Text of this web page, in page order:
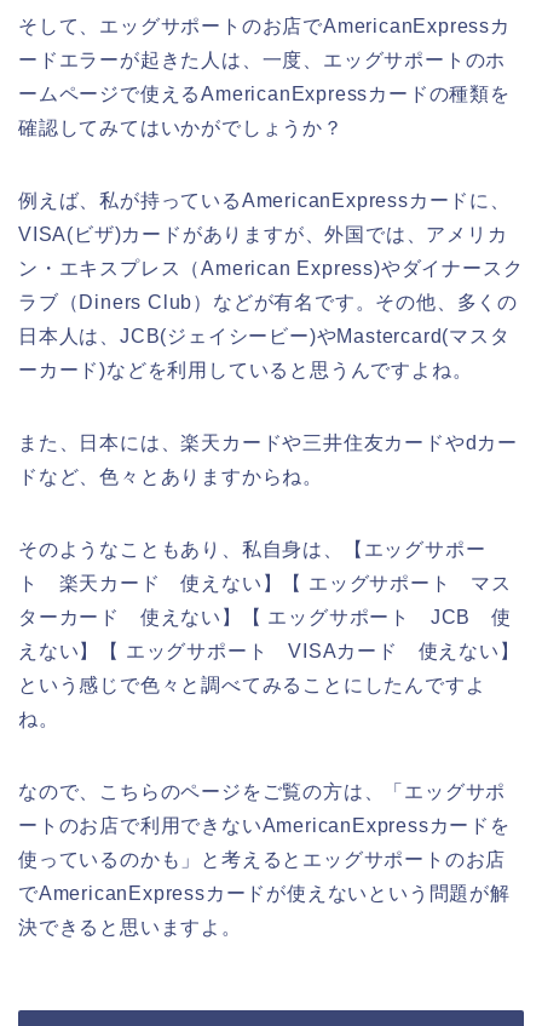
そして、エッグサポートのお店でAmericanExpressカ
ードエラーが起きた人は、一度、エッグサポートのホ
ームページで使えるAmericanExpressカードの種類を
確認してみてはいかがでしょうか？
例えば、私が持っているAmericanExpressカードに、
VISA(ビザ)カードがありますが、外国では、アメリカ
ン・エキスプレス（American Express)やダイナースク
ラブ（Diners Club）などが有名です。その他、多くの
日本人は、JCB(ジェイシービー)やMastercard(マスタ
ーカード)などを利用していると思うんですよね。
また、日本には、楽天カードや三井住友カードやdカー
ドなど、色々とありますからね。
そのようなこともあり、私自身は、【エッグサポー
ト 楽天カード 使えない】【 エッグサポート マス
ターカード 使えない】【 エッグサポート JCB 使
えない】【 エッグサポート VISAカード 使えない】
という感じで色々と調べてみることにしたんですよ
ね。
なので、こちらのページをご覧の方は、「エッグサポ
ートのお店で利用できないAmericanExpressカードを
使っているのかも」と考えるとエッグサポートのお店
でAmericanExpressカードが使えないという問題が解
決できると思いますよ。